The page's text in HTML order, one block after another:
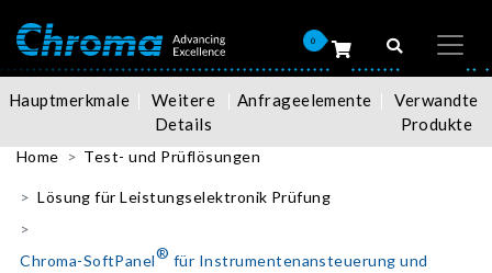
0
Hauptmerkmale
Weitere
Details
Anfrageelemente
Verwandte
Produkte
Home Test- und Prüflösungen
Lösung für Leistungselektronik Prüfung
Chroma-SoftPanel® für Instrumentenansteuerung und